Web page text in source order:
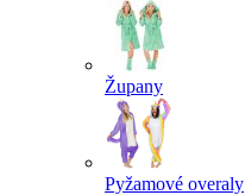
Župany
Pyžamové overaly